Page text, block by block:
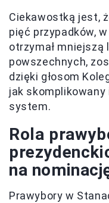
Ciekawostką jest,
pięć przypadków,
otrzymał mniejszą
powszechnych,
dzięki głosom
jak
system.
Rola
na
Prawybory w